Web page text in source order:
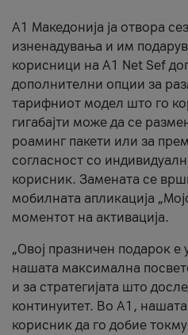
А1 Македонија ја отвора
изненадувања и им
корисници на A1 Net Sef
дополнителни опции за
тарифниот модел што го
гигабајти може да се
роаминг пакети или за
согласност со
корисник. Замената се
мобилната апликација
моментот на активација.
„Овој празничен подарок е
нашата максимална
и за стратегијата што
континуитет. Во А1,
корисник да го добие